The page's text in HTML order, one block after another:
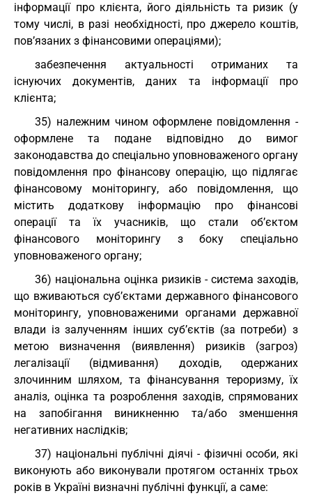
інформації про клієнта, його діяльність та ризик (у
тому числі, в разі необхідності, про джерело коштів,
пов’язаних з фінансовими операціями);
забезпечення актуальності отриманих та
існуючих документів, даних та інформації про
клієнта;
35) належним чином оформлене повідомлення -
оформлене та подане відповідно до вимог
законодавства до спеціально уповноваженого органу
повідомлення про фінансову операцію, що підлягає
фінансовому моніторингу, або повідомлення, що
містить додаткову інформацію про фінансові
операції та їх учасників, що стали об’єктом
фінансового моніторингу з боку спеціально
уповноваженого органу;
36) національна оцінка ризиків - система заходів,
що вживаються суб’єктами державного фінансового
моніторингу, уповноваженими органами державної
влади із залученням інших суб’єктів (за потреби) з
метою визначення (виявлення) ризиків (загроз)
легалізації (відмивання) доходів, одержаних
злочинним шляхом, та фінансування тероризму, їх
аналіз, оцінка та розроблення заходів, спрямованих
на запобігання виникненню та/або зменшення
негативних наслідків;
37) національні публічні діячі - фізичні особи, які
виконують або виконували протягом останніх трьох
років в Україні визначні публічні функції, а саме: